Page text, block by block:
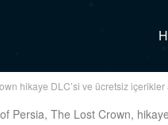
hikaye DLC’si ve ücretsiz içerikler